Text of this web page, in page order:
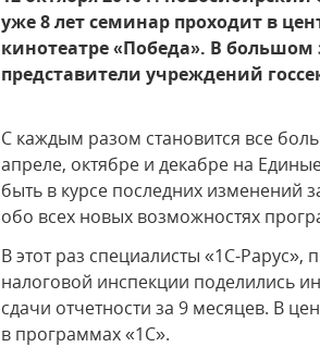
уже 8 лет семинар проходит в
кинотеатре «Победа». В
представители учреждений
С каждым разом становится все
апреле, октябре и декабре на
быть в курсе последних изменений
обо всех новых возможностях
В этот раз специалисты «1С-
налоговой инспекции поделились
сдачи отчетности за 9 месяцев. В
в программах «1С».